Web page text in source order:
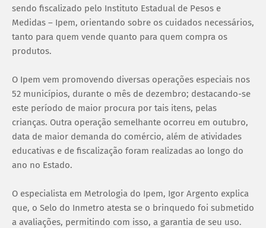
sendo fiscalizado pelo Instituto Estadual de Pesos e
Medidas – Ipem, orientando sobre os cuidados necessários,
tanto para quem vende quanto para quem compra os
produtos.
O Ipem vem promovendo diversas operações especiais nos
52 municípios, durante o mês de dezembro; destacando-se
este período de maior procura por tais itens, pelas
crianças. Outra operação semelhante ocorreu em outubro,
data de maior demanda do comércio, além de atividades
educativas e de fiscalização foram realizadas ao longo do
ano no Estado.
O especialista em Metrologia do Ipem, Igor Argento explica
que, o Selo do Inmetro atesta se o brinquedo foi submetido
a avaliações, permitindo com isso, a garantia de seu uso.